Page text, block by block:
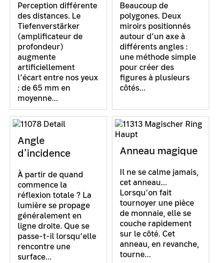
Perception différente
des distances. Le
Tiefenverstärker
(amplificateur de
profondeur)
augmente
artificiellement
l’écart entre nos yeux
: de 65 mm en
moyenne…
Beaucoup de
polygones. Deux
miroirs positionnés
autour d’un axe à
différents angles :
une méthode simple
pour créer des
figures à plusieurs
côtés…
Angle
d’incidence
À partir de quand
commence la
réflexion totale ? La
lumière se propage
généralement en
ligne droite. Que se
passe-t-il lorsqu’elle
rencontre une
surface…
Anneau magique
Il ne se calme jamais,
cet anneau…
Lorsqu’on fait
tournoyer une pièce
de monnaie, elle se
couche rapidement
sur le côté. Cet
anneau, en revanche,
tourne…